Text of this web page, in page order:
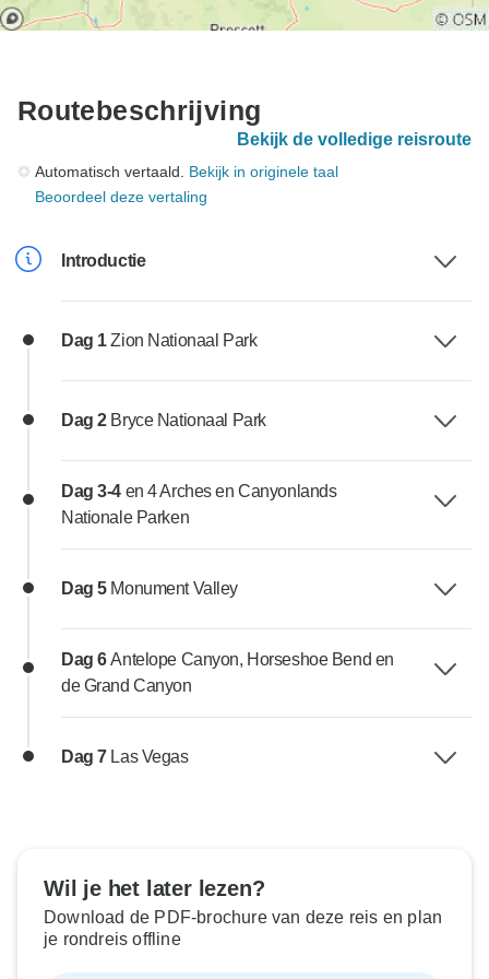
Routebeschrijving
Bekijk de volledige reisroute
Automatisch vertaald. Bekijk in originele taal
Beoordeel deze vertaling
Introductie
Dag 1Zion Nationaal Park
Dag 2 Bryce Nationaal Park
Dag 3-4 en 4 Arches en Canyonlands
Nationale Parken
Dag 5 Monument Valley
Dag 6Antelope Canyon, Horseshoe Bend en
de Grand Canyon
Dag 7 Las Vegas
Wil je het later lezen?
Download de PDF-brochure van deze reis en plan
je rondreis offline